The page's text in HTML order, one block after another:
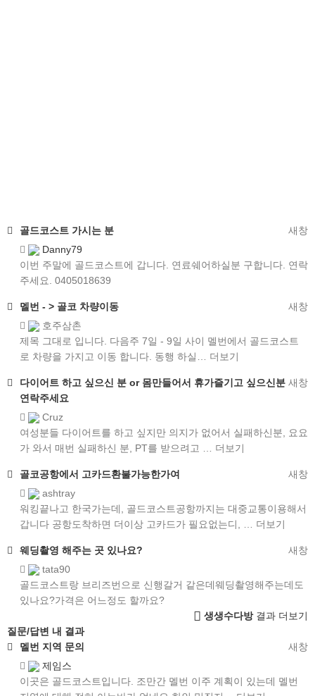
새창
골드코스트 가시는 분
Danny79
이번 주말에 골드코스트에 갑니다. 연료쉐어하실분 구합니다. 연락
주세요. 0405018639
새창
멜번 - > 골코 차량이동
호주삼촌
제목 그대로 입니다. 다음주 7일 - 9일 사이 멜번에서 골드코스트
로 차량을 가지고 이동 합니다. 동행 하실… 더보기
새창
다이어트 하고 싶으신 분 or 몸만들어서 휴가즐기고 싶으신분
연락주세요
Cruz
여성분들 다이어트를 하고 싶지만 의지가 없어서 실패하신분, 요요
가 와서 매번 실패하신 분, PT를 받으려고 … 더보기
새창
골코공항에서 고카드환불가능한가여
ashtray
워킹끝나고 한국가는데, 골드코스트공항까지는 대중교통이용해서
갑니다 공항도착하면 더이상 고카드가 필요없는디, … 더보기
새창
웨딩촬영 해주는 곳 있나요?
tata90
골드코스트랑 브리즈번으로 신행갈거 같은데웨딩촬영해주는데도
있나요?가격은 어느정도 할까요?
생생수다방결과 더보기
질문/답변 내 결과
새창
멜번 지역 문의
제임스
이곳은 골드코스트입니다. 조만간 멜번 이주 계획이 있는데 멜번